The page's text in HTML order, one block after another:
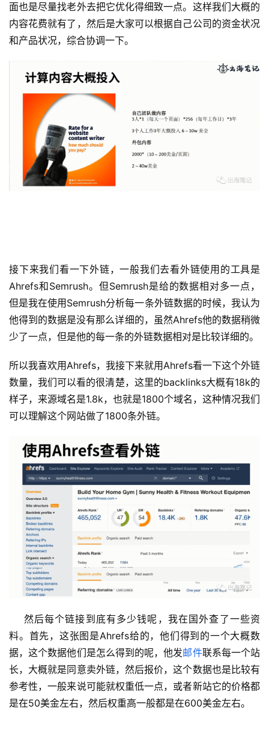
操
盘
手
面也是尽量找老外去把它优化得细致一点。这样我们大概的
内容花费就有了，然后是大家可以根据自己公司的资金状况
和产品状况，综合协调一下。
接下来我们看一下外链，一般我们去看外链使用的工具是
Ahrefs和Semrush。但Semrush是给的数据相对多一点，
但是我在使用Semrush分析每一条外链数据的时候，我认为
他得到的数据是没有那么详细的，虽然Ahrefs他的数据稍微
少了一点，但是他的每一条的外链数据相对是比较详细的。
所以我喜欢用Ahrefs，我接下来就用Ahrefs看一下这个外链
数量，我们可以看的很清楚，这里的backlinks大概有18k的
样子，来源域名是1.8k，也就是1800个域名，这种情况我们
可以理解这个网站做了1800条外链。
然后每个链接到底有多少钱呢，我在国外查了一些资
料。首先，这张图是Ahrefs给的，他们得到的一个大概数
据，这个数据他们是怎么得到的呢，他发邮件联系每一个站
长，大概就是同意卖外链，然后报价，这个数据也是比较有
参考性，一般来说可能就权重低一点，或者新站它的价格都
是在50美金左右，然后权重高一般都是在600美金左右。